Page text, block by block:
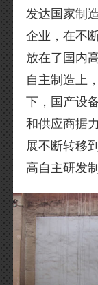
发达国家制
企业，在不
放在了国内
自主制造上
下，国产设
和供应商据
展不断转移
高自主研发